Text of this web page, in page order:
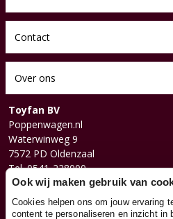
Contact
Over ons
Toyfan BV
Poppenwagen.nl
Waterwinweg 9
7572 PD Oldenzaal
Tel. 0541-228000
Facebook
Instagram
Ook wij maken gebruik van
Cookies helpen ons om jouw ervaring
content te personaliseren en inzicht in